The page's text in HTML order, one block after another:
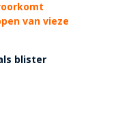
van vieze
blister